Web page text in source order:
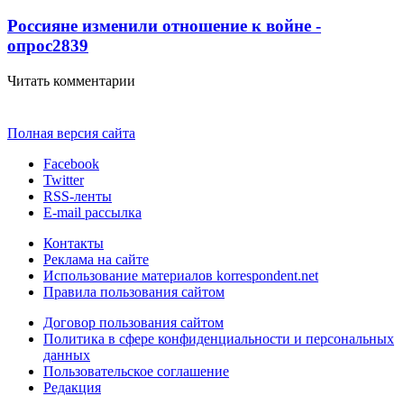
Россияне изменили отношение к войне -
опрос2839
Читать комментарии
Полная версия сайта
Facebook
Twitter
RSS-ленты
E-mail рассылка
Контакты
Реклама на сайте
Использование материалов korrespondent.net
Правила пользования сайтом
Договор пользования сайтом
Политика в сфере конфиденциальности и персональных
данных
Пользовательское соглашение
Редакция